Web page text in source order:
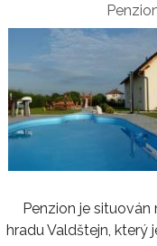
Penzion je
hradu Valdštejn, který